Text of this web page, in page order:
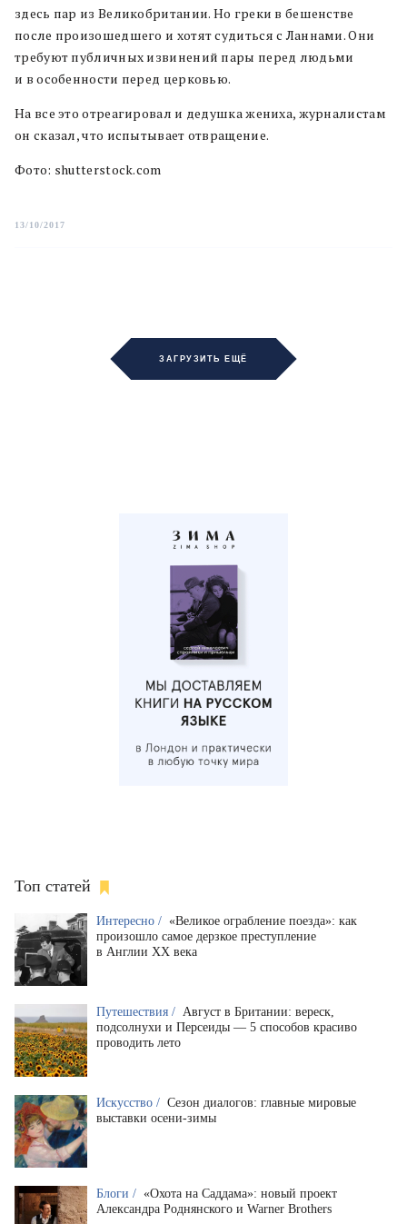
здесь пар из Великобритании. Но греки в бешенстве
после произошедшего и хотят судиться с Ланнами. Они
требуют публичных извинений пары перед людьми
и в особенности перед церковью.
На все это отреагировал и дедушка жениха, журналистам
он сказал, что испытывает отвращение.
Фото: shutterstock.com
13/10/2017
ЗАГРУЗИТЬ ЕЩЁ
Топ статей
Интересно / «Великое ограбление поезда»: как
произошло самое дерзкое преступление
в Англии XX века
Путешествия / Август в Британии: вереск,
подсолнухи и Персеиды — 5 способов красиво
проводить лето
Искусство / Сезон диалогов: главные мировые
выставки осени-зимы
Блоги / «Охота на Саддама»: новый проект
Александра Роднянского и Warner Brothers